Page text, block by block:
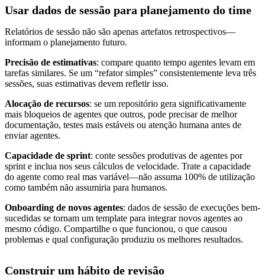
Usar dados de sessão para planejamento do time
Relatórios de sessão não são apenas artefatos retrospectivos—
informam o planejamento futuro.
Precisão de estimativas: compare quanto tempo agentes levam em
tarefas similares. Se um “refator simples” consistentemente leva três
sessões, suas estimativas devem refletir isso.
Alocação de recursos: se um repositório gera significativamente
mais bloqueios de agentes que outros, pode precisar de melhor
documentação, testes mais estáveis ou atenção humana antes de
enviar agentes.
Capacidade de sprint: conte sessões produtivas de agentes por
sprint e inclua nos seus cálculos de velocidade. Trate a capacidade
do agente como real mas variável—não assuma 100% de utilização
como também não assumiria para humanos.
Onboarding de novos agentes: dados de sessão de execuções bem-
sucedidas se tornam um template para integrar novos agentes ao
mesmo código. Compartilhe o que funcionou, o que causou
problemas e qual configuração produziu os melhores resultados.
Construir um hábito de revisão